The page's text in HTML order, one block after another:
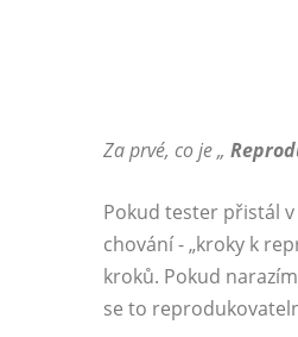
Za prvé, co je „
Pokud tester přistál
chování - „kroky k
kroků. Pokud
se to